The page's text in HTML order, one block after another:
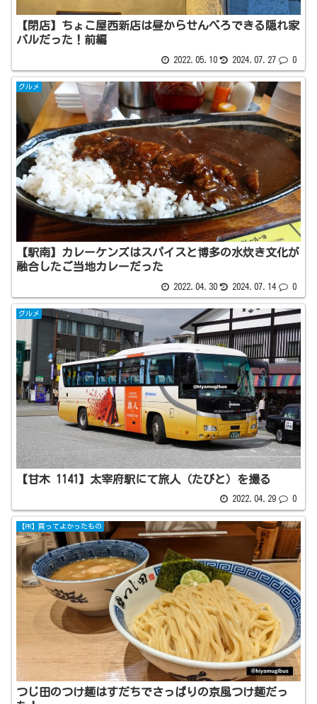
【閉店】ちょこ屋西新店は昼からせんべろできる隠れ家
バルだった！前編
2022.05.10 2024.07.27 0
グルメ
【駅南】カレーケンズはスパイスと博多の水炊き文化が
融合したご当地カレーだった
2022.04.30 2024.07.14 0
グルメ
【甘木 1141】太宰府駅にて旅人（たびと）を撮る
2022.04.29 0
【PR】買ってよかったもの
つじ田のつけ麺はすだちでさっぱりの京風つけ麺だっ